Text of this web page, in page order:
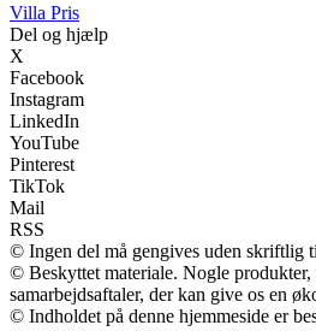
Villa Pris
Del og hjælp
X
Facebook
Instagram
LinkedIn
YouTube
Pinterest
TikTok
Mail
RSS
© Ingen del må gengives uden skriftlig
© Beskyttet materiale. Nogle produkter,
samarbejdsaftaler, der kan give os en
© Indholdet på denne hjemmeside er